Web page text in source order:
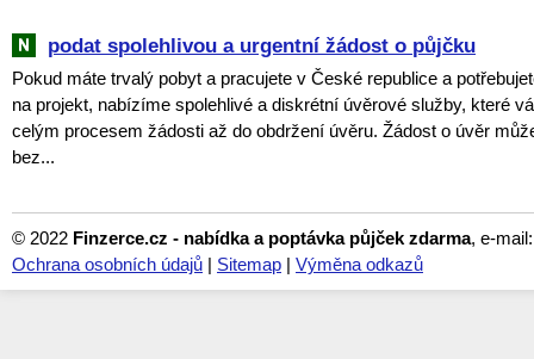
podat spolehlivou a urgentní žádost o půjčku
Pokud máte trvalý pobyt a pracujete v České republice a
na projekt, nabízíme spolehlivé a diskrétní úvěrové služby, které
celým procesem žádosti až do obdržení úvěru. Žádost o úvěr
bez...
© 2022 Finzerce.cz - nabídka a poptávka půjček zdarma, e-
Ochrana osobních údajů | Sitemap | Výměna odkazů